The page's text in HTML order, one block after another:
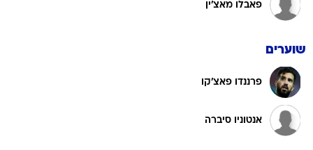
פאבלו מאצ'ין
שוערים
פרננדו פאצ'קו
אנטוניו סיברה